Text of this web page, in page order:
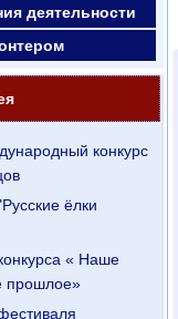
деятельности
конкурс
ёлки
« Наше
прошлое»